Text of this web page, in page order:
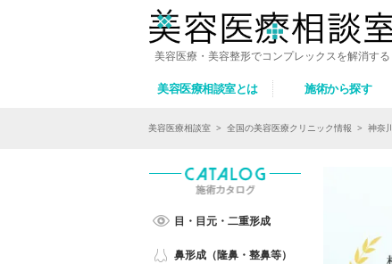
美容医療・美容整形でコンプレックスを解消する
美容医療相談室とは 施術から探す
美容医療相談室 > 全国の美容医療クリニック情報 > 神奈
目・目元・二重形成
鼻形成（隆鼻・整鼻等）